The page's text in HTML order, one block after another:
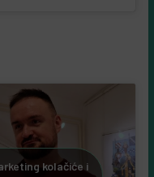
kolačiće i